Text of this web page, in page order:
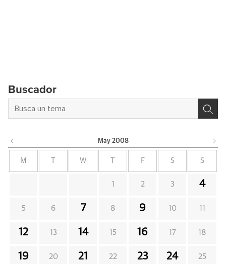
Buscador
May 2008
M W F S S
1 2 3 4
5 6 7 8 9 10 11
12 13 14 15 16 17 18
19 20 21 22 23 24 25